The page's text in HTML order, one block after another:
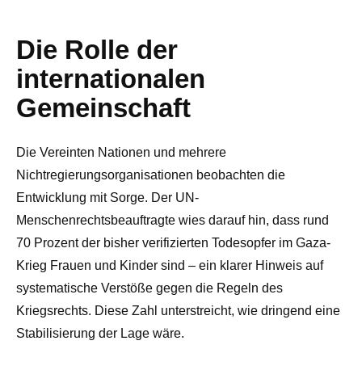
Die Rolle der
internationalen
Gemeinschaft
Die Vereinten Nationen und mehrere
Nichtregierungsorganisationen beobachten die
Entwicklung mit Sorge. Der UN-
Menschenrechtsbeauftragte wies darauf hin, dass rund
70 Prozent der bisher verifizierten Todesopfer im Gaza-
Krieg Frauen und Kinder sind – ein klarer Hinweis auf
systematische Verstöße gegen die Regeln des
Kriegsrechts. Diese Zahl unterstreicht, wie dringend eine
Stabilisierung der Lage wäre.